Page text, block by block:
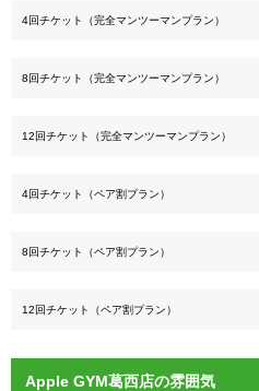
4回チケット（完全マンツーマンプラン）
8回チケット（完全マンツーマンプラン）
12回チケット（完全マンツーマンプラン）
4回チケット（ペア割プラン）
8回チケット（ペア割プラン）
12回チケット（ペア割プラン）
Apple GYM葛西店の雰囲気